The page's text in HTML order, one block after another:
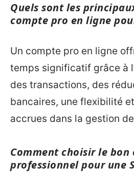
Quels sont les
compte pro en ligne
Un compte pro en ligne
temps significatif grâce à
des transactions, des
bancaires, une flexibilité
accrues dans la gestion
Comment choisir le bon
professionnel pour une